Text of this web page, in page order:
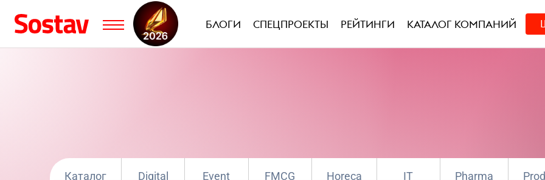
БЛОГИ СПЕЦПРОЕКТЫ РЕЙТИНГИ КАТАЛОГ КОМПАНИЙ
Каталог Digital Event FMCG Horeca IT Pharma